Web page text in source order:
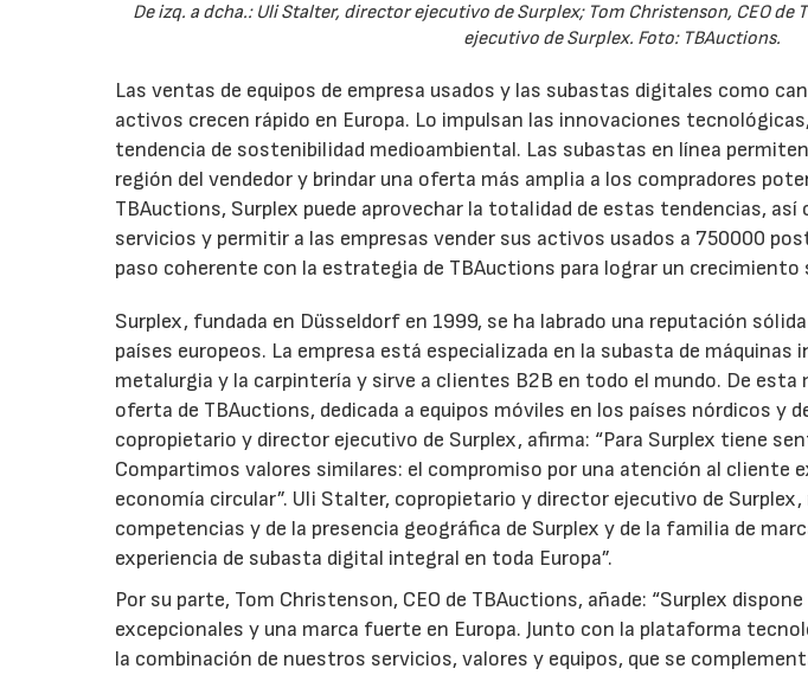
De izq. a dcha.: Uli Stalter, director ejecutivo de Surplex; Tom Christenson, CEO de
ejecutivo de Surplex. Foto: TBAuctions.
Las ventas de equipos de empresa usados y las subastas digitales como
activos crecen rápido en Europa. Lo impulsan las innovaciones
tendencia de sostenibilidad medioambiental. Las subastas en línea
región del vendedor y brindar una oferta más amplia a los compradores
TBAuctions, Surplex puede aprovechar la totalidad de estas tendencias,
servicios y permitir a las empresas vender sus activos usados a 750000
paso coherente con la estrategia de TBAuctions para lograr un
Surplex, fundada en Düsseldorf en 1999, se ha labrado una reputación
países europeos. La empresa está especializada en la subasta de máquinas
metalurgia y la carpintería y sirve a clientes B2B en todo el mundo. De esta
oferta de TBAuctions, dedicada a equipos móviles en los países nórdicos y
copropietario y director ejecutivo de Surplex, afirma: “Para Surplex tiene
Compartimos valores similares: el compromiso por una atención al cliente
economía circular”. Uli Stalter, copropietario y director ejecutivo de Surplex,
competencias y de la presencia geográfica de Surplex y de la familia de
experiencia de subasta digital integral en toda Europa”.
Por su parte, Tom Christenson, CEO de TBAuctions, añade: “Surplex
excepcionales y una marca fuerte en Europa. Junto con la plataforma
la combinación de nuestros servicios, valores y equipos, que se